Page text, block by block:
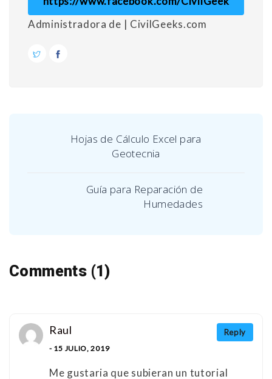
Administradora de | CivilGeeks.com
Hojas de Cálculo Excel para
Geotecnia
Guía para Reparación de
Humedades
Comments (1)
Reply
Raul
- 15 JULIO, 2019
Me gustaria que subieran un tutorial